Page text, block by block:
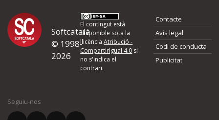
Proposeu-nos millores o
d'errors
Si heu trobat un error o voleu proposar alguna millora, ompliu els
quina és la millora que proposeu o l'error del qual voleu informar-
Softcatalà
© 1998-
2026
El contingut està
disponible sota la
llicènciaAtribució -
CompartirIgual 4.0 si
no s'indica el
contrari.
Contacte
Avís legal
Codi de conducta
Publicitat
Seguiu-nos